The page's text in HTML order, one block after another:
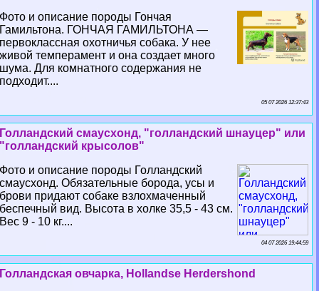
Фото и описание породы Гончая
Гамильтона. ГОНЧАЯ ГАМИЛЬТОНА —
первоклассная охотничья собака. У нее
живой темперамент и она создает много
шума. Для комнатного содержания не
подходит....
05 07 2026 12:37:43
Голландский смаусхонд, "голландский шнауцер" или
"голландский крысолов"
Фото и описание породы Голландский
смаусхонд. Обязательные борода, усы и
брови придают собаке взлохмаченный
беспечный вид. Высота в холке 35,5 - 43 см.
Вес 9 - 10 кг....
04 07 2026 19:44:59
Голландская овчарка, Hollandse Herdershond